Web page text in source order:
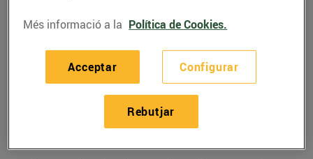
Recepta de xai amb
Més informació a la Política de Cookies.
Configurar
Rebutjar
Acceptar